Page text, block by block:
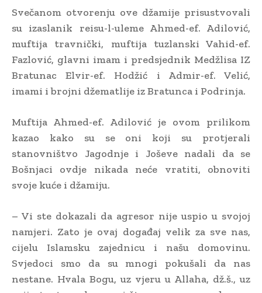
Svečanom otvorenju ove džamije prisustvovali
su izaslanik reisu-l-uleme Ahmed-ef. Adilović,
muftija travnički, muftija tuzlanski Vahid-ef.
Fazlović, glavni imam i predsjednik Medžlisa IZ
Bratunac Elvir-ef. Hodžić i Admir-ef. Velić,
imami i brojni džematlije iz Bratunca i Podrinja.
Muftija Ahmed-ef. Adilović je ovom prilikom
kazao kako su se oni koji su protjerali
stanovništvo Jagodnje i Joševe nadali da se
Bošnjaci ovdje nikada neće vratiti, obnoviti
svoje kuće i džamiju.
– Vi ste dokazali da agresor nije uspio u svojoj
namjeri. Zato je ovaj događaj velik za sve nas,
cijelu Islamsku zajednicu i našu domovinu.
Svjedoci smo da su mnogi pokušali da nas
nestane. Hvala Bogu, uz vjeru u Allaha, dž.š., uz